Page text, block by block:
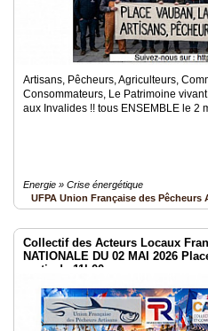
Artisans, Pêcheurs, Agriculteurs,
Consommateurs, Le Patrimoine
aux Invalides !! tous ENSEMBLE le 2
Energie » Crise énergétique
UFPA Union Française des Pêcheurs
Collectif des Acteurs Locaux
NATIONALE DU 02 MAI 2026
partir de 11h00